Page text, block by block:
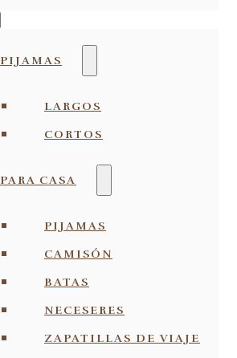
PIJAMAS
LARGOS
CORTOS
PARA CASA
PIJAMAS
CAMISÓN
BATAS
NECESERES
ZAPATILLAS DE VIAJE